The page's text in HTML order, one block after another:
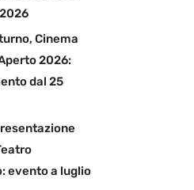
Cinema
2026:
dal 25
evento a luglio